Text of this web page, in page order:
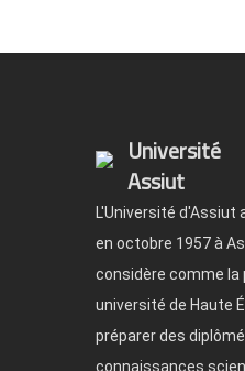
Université
Assiut
L'Université d'Assiut
en octobre 1957 à
considère comme la
université de Haute
préparer des
connaissances